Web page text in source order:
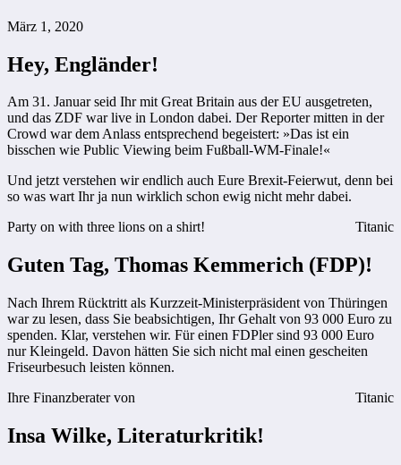
März 1, 2020
Hey, Engländer!
Am 31. Januar seid Ihr mit Great Britain aus der EU ausgetreten,
und das ZDF war live in London dabei. Der Reporter mitten in der
Crowd war dem Anlass entsprechend begeistert: »Das ist ein
bisschen wie Public Viewing beim Fußball-WM-Finale!«
Und jetzt verstehen wir endlich auch Eure Brexit-Feierwut, denn bei
so was wart Ihr ja nun wirklich schon ewig nicht mehr dabei.
Party on with three lions on a shirt!
Titanic
Guten Tag, Thomas Kemmerich (FDP)!
Nach Ihrem Rücktritt als Kurzzeit-Ministerpräsident von Thüringen
war zu lesen, dass Sie beabsichtigen, Ihr Gehalt von 93 000 Euro zu
spenden. Klar, verstehen wir. Für einen FDPler sind 93 000 Euro
nur Kleingeld. Davon hätten Sie sich nicht mal einen gescheiten
Friseurbesuch leisten können.
Ihre Finanzberater von
Titanic
Insa Wilke, Literaturkritik!